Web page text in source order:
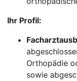
Ihr Profil:
Orthopädie
sowie